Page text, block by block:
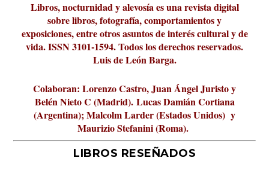
Liber 2026 al Fomento de la Le...
Revista Cultural Turia, númer...
10.000 pasos al día? Lo que d...
paisajística del mar de Sicil...
París
metafísicos de la novela ne...
Libros, nocturnidad y alevosía es una revista digital
sobre libros, fotografía, comportamientos y
exposiciones, entre otros asuntos de interés cultural y de
vida. ISSN 3101-1594. Todos los derechos reservados.
Luis de León Barga.
Colaboran: Lorenzo Castro, Juan Ángel Juristo y
Belén Nieto C (Madrid). Lucas Damián Cortiana
(Argentina); Malcolm Larder (Estados Unidos) y
Maurizio Stefanini (Roma).
LIBROS RESEÑADOS